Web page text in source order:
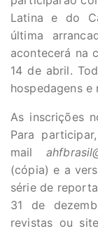
Latina e do
última
acontecerá na
14 de abril.
hospedagens e
As inscrições
Para
mail
(cópia) e a
série de
31 de
revistas ou